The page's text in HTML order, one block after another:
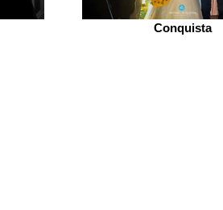
Conquista